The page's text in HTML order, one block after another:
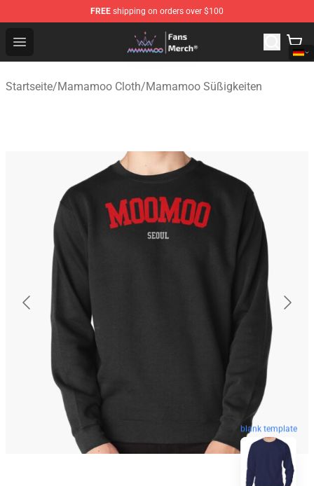
FREE shipping on orders over $100
Open menu
Mamamoo Store - Official Mamamoo Merchandise Shop
Startseite/Mamamoo Cloth/Mamamoo Süßigkeiten
blank template